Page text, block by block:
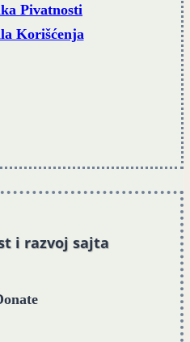
Pivatnosti
Korišćenja
i razvoj sajta